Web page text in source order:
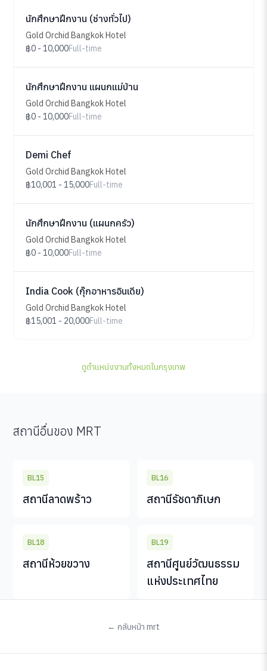
นักศึกษาฝึกงาน (ช่างทั่วไป)
Gold Orchid Bangkok Hotel
฿0 - 10,000Full-time
นักศึกษาฝึกงาน แผนกแม่บ้าน
Gold Orchid Bangkok Hotel
฿0 - 10,000Full-time
Demi Chef
Gold Orchid Bangkok Hotel
฿10,001 - 15,000Full-time
นักศึกษาฝึกงาน (แผนกครัว)
Gold Orchid Bangkok Hotel
฿0 - 10,000Full-time
India Cook (กุ๊กอาหารอินเดีย)
Gold Orchid Bangkok Hotel
฿15,001 - 20,000Full-time
ดูตำแหน่งงานทั้งหมดในกรุงเทพ
สถานีอื่นของ MRT
BL15
สถานีลาดพร้าว
BL16
สถานีรัชดาภิเษก
BL18
สถานีห้วยขวาง
BL19
สถานีศูนย์วัฒนธรรม
แห่งประเทศไทย
← กลับหน้า mrt